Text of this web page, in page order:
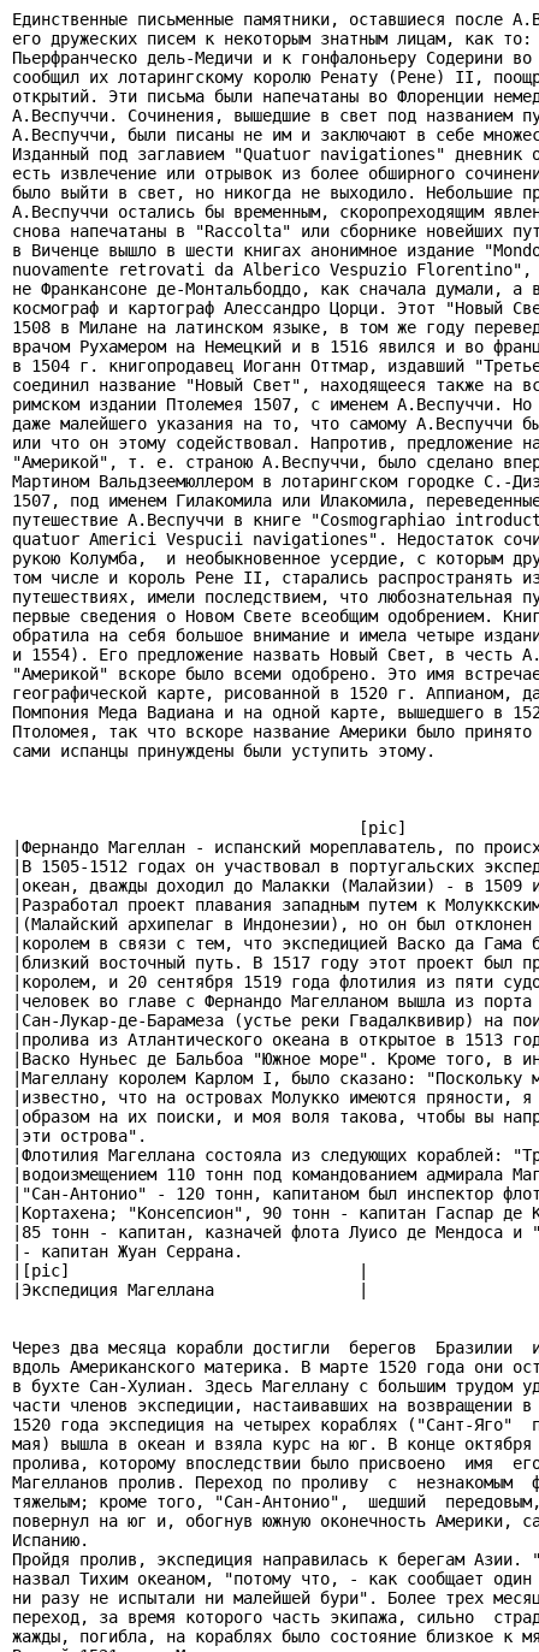
Единственные письменные памятники, оставшиеся после
его дружеских писем к некоторым знатным лицам, как
Пьерфранческо дель-Медичи и к гонфалоньеру Содерини
сообщил их лотарингскому королю Ренату (Рене) II,
открытий. Эти письма были напечатаны во Флоренции
А.Веспуччи. Сочинения, вышедшие в свет под названием
А.Веспуччи, были писаны не им и заключают в себе
Изданный под заглавием "Quatuor navigationes" дневник
есть извлечение или отрывок из более обширного
было выйти в свет, но никогда не выходило. Небольшие
А.Веспуччи остались бы временным, скоропреходящим
снова напечатаны в "Raccolta" или сборнике новейших
в Виченце вышло в шести книгах анонимное издание
nuovamente retrovati da Alberico Vespuzio Florentino",
не Франкансоне де-Монтальбоддо, как сначала думали, а
космограф и картограф Алессандро Цорци. Этот "Новый
1508 в Милане на латинском языке, в том же году
врачом Рухамером на Немецкий и в 1516 явился и во
в 1504 г. книгопродавец Иоганн Оттмар, издавший
соединил название "Новый Свет", находящееся также на
римском издании Птолемея 1507, с именем А.Веспуччи. Но
даже малейшего указания на то, что самому А.Веспуччи
или что он этому содействовал. Напротив, предложение
"Америкой", т. е. страною А.Веспуччи, было сделано
Мартином Baльдзeeмюллepoм в лотарингском городке С.-
1507, под именем Гилакомила или Илакомила,
путешествие А.Веспуччи в книге "Cosmographiao
quatuor Americi Vespucii navigationes". Недостаток
рукою Колумба,  и необыкновенное усердие, с которым
том числе и король Рене II, старались распространять
путешествиях, имели последствием, что любознательная
первые сведения о Новом Свете всеобщим одобрением.
обратила на себя большое внимание и имела четыре
и 1554). Его предложение назвать Новый Свет, в честь
"Америкой" вскоре было всеми одобрено. Это имя
географической карте, рисованной в 1520 г. Аппианом,
Помпония Меда Вадиана и на одной карте, вышедшего в
Птоломея, так что вскоре название Америки было
сами испанцы принуждены были уступить этому.
                                    [pic]
|Фернандо Магеллан - испанский мореплаватель, по
|В 1505-1512 годах он участвовал в португальских
|океан, дважды доходил до Малакки (Малайзии) - в
|Разработал проект плавания западным путем к
|(Малайский архипелаг в Индонезии), но он был
|королем в связи с тем, что экспедицией Васко да
|близкий восточный путь. В 1517 году этот проект был
|королем, и 20 сентября 1519 года флотилия из пяти
|человек во главе с Фернандо Магелланом вышла
|Сан-Лукар-де-Барамеза (устье реки Гвадалквивир) на
|пролива из Атлантического океана в открытое в 1513
|Васко Нуньес де Бальбоа "Южное море". Кроме того, в
|Магеллану королем Карлом I, было сказано:
|известно, что на островах Молукко имеются пряности,
|образом на их поиски, и моя воля такова, чтобы вы
|эти острова".
|Флотилия Магеллана состояла из следующих
|водоизмещением 110 тонн под командованием
|"Сан-Антонио" - 120 тонн, капитаном был инспектор
|Кортахена; "Консепсион", 90 тонн - капитан Гаспар де
|85 тонн - капитан, казначей флота Луисо де Мендоса
|- капитан Жуан Серрана.
|[pic]                              |
|Экспедиция Магеллана               |
Через два месяца корабли достигли  берегов  Бразилии
вдоль Американского материка. В марте 1520 года они
в бухте Сан-Хулиан. Здесь Магеллану с большим трудом
части членов экспедиции, настаивавших на возвращении
1520 года экспедиция на четырех кораблях ("Сант-Яго"
мая) вышла в океан и взяла курс на юг. В конце
пролива, которому впоследствии было присвоено  имя
Магелланов пролив. Переход по проливу  с  незнакомым
тяжелым; кроме того, "Сан-Антонио",  шедший
повернул на юг и, обогнув южную оконечность Америки,
Испанию.
Пройдя пролив, экспедиция направилась к берегам Азии.
назвал Тихим океаном, "потому что, - как сообщает
ни разу не испытали ни малейшей бури". Более трех
переход, за время которого часть экипажа, сильно
жажды, погибла, на кораблях было состояние близкое к